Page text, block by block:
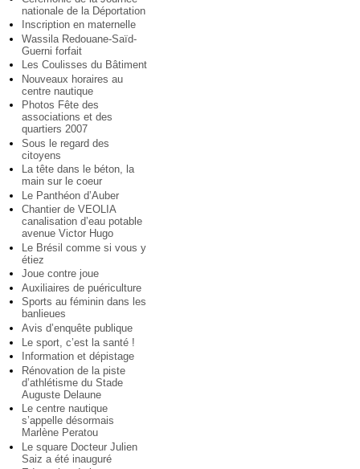
nationale de la Déportation
Inscription en maternelle
Wassila Redouane-Saïd-
Guerni forfait
Les Coulisses du Bâtiment
Nouveaux horaires au
centre nautique
Photos Fête des
associations et des
quartiers 2007
Sous le regard des
citoyens
La tête dans le béton, la
main sur le coeur
Le Panthéon d’Auber
Chantier de VEOLIA
canalisation d’eau potable
avenue Victor Hugo
Le Brésil comme si vous y
étiez
Joue contre joue
Auxiliaires de puériculture
Sports au féminin dans les
banlieues
Avis d’enquête publique
Le sport, c’est la santé !
Information et dépistage
Rénovation de la piste
d’athlétisme du Stade
Auguste Delaune
Le centre nautique
s’appelle désormais
Marlène Peratou
Le square Docteur Julien
Saiz a été inauguré